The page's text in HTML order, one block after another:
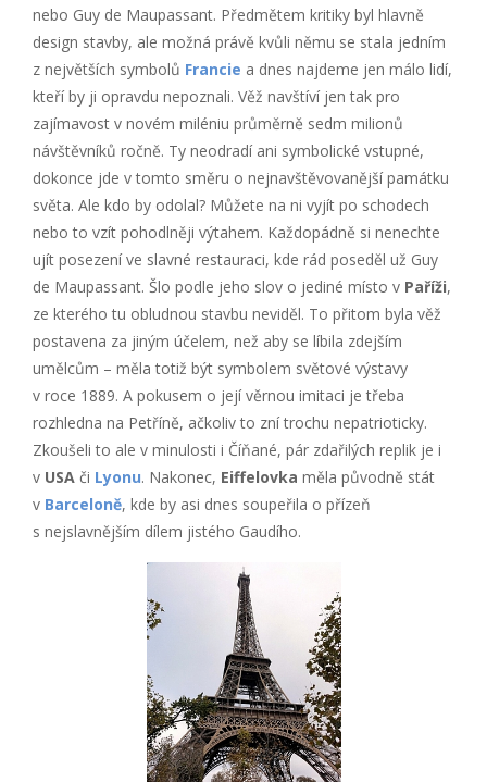
nebo Guy de Maupassant. Předmětem kritiky byl hlavně
design stavby, ale možná právě kvůli němu se stala jedním
z největších symbolů Francie a dnes najdeme jen málo lidí,
kteří by ji opravdu nepoznali. Věž navštíví jen tak pro
zajímavost v novém miléniu průměrně sedm milionů
návštěvníků ročně. Ty neodradí ani symbolické vstupné,
dokonce jde v tomto směru o nejnavštěvovanější památku
světa. Ale kdo by odolal? Můžete na ni vyjít po schodech
nebo to vzít pohodlněji výtahem. Každopádně si nenechte
ujít posezení ve slavné restauraci, kde rád poseděl už Guy
de Maupassant. Šlo podle jeho slov o jediné místo v Paříži,
ze kterého tu obludnou stavbu neviděl. To přitom byla věž
postavena za jiným účelem, než aby se líbila zdejším
umělcům – měla totiž být symbolem světové výstavy
v roce 1889. A pokusem o její věrnou imitaci je třeba
rozhledna na Petříně, ačkoliv to zní trochu nepatrioticky.
Zkoušeli to ale v minulosti i Číňané, pár zdařilých replik je i
v USA či Lyonu. Nakonec, Eiffelovka měla původně stát
v Barceloně, kde by asi dnes soupeřila o přízeň
s nejslavnějším dílem jistého Gaudího.